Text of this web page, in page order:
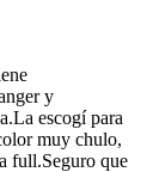
y
escogí para
muy chulo,
full.Seguro que